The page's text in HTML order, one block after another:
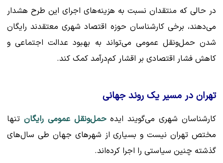
در حالی که منتقدان نسبت به هزینه‌های اجرای این طرح هشدار
می‌دهند، برخی کارشناسان حوزه اقتصاد شهری معتقدند رایگان
شدن حمل‌ونقل عمومی می‌تواند به بهبود عدالت اجتماعی و
کاهش فشار اقتصادی بر اقشار کم‌درآمد کمک کند.
تهران در مسیر یک روند جهانی
کارشناسان شهری می‌گویند ایدهحمل‌ونقل عمومی رایگان تنها
مختص تهران نیست و بسیاری از شهرهای جهان طی سال‌های
گذشته چنین سیاستی را اجرا کرده‌اند.